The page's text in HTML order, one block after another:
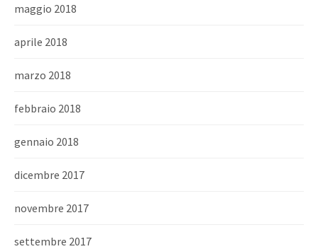
maggio 2018
aprile 2018
marzo 2018
febbraio 2018
gennaio 2018
dicembre 2017
novembre 2017
settembre 2017